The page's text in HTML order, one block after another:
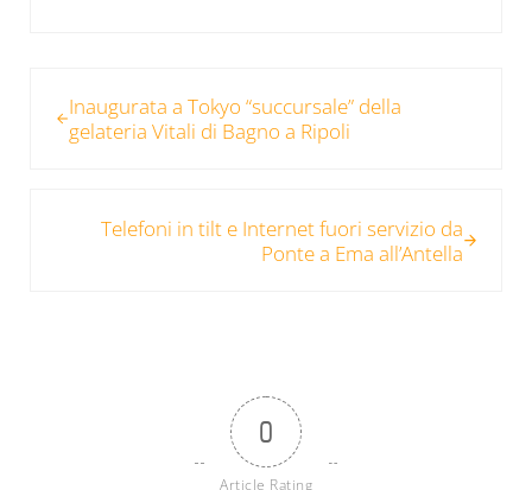
Inaugurata a Tokyo “succursale” della
gelateria Vitali di Bagno a Ripoli
Telefoni in tilt e Internet fuori servizio da
Ponte a Ema all’Antella
0
Article Rating